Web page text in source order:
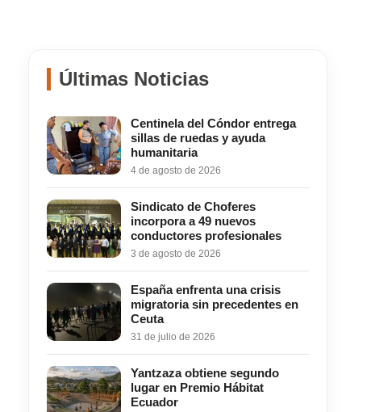
Últimas Noticias
Centinela del Cóndor entrega
sillas de ruedas y ayuda
humanitaria
4 de agosto de 2026
Sindicato de Choferes
incorpora a 49 nuevos
conductores profesionales
3 de agosto de 2026
España enfrenta una crisis
migratoria sin precedentes en
Ceuta
31 de julio de 2026
Yantzaza obtiene segundo
lugar en Premio Hábitat
Ecuador